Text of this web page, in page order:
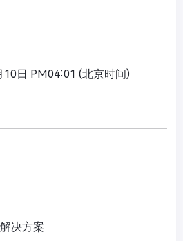
10日 PM04:01 (北京时间)
决方案